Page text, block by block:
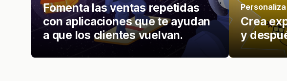
Fomenta las ventas repetidas
con aplicaciones que te ayudan
a que los clientes vuelvan.
Crea
y